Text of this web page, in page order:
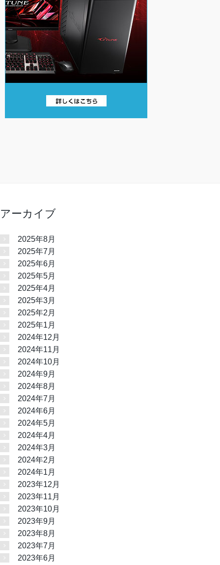
アーカイブ
2025年8月
2025年7月
2025年6月
2025年5月
2025年4月
2025年3月
2025年2月
2025年1月
2024年12月
2024年11月
2024年10月
2024年9月
2024年8月
2024年7月
2024年6月
2024年5月
2024年4月
2024年3月
2024年2月
2024年1月
2023年12月
2023年11月
2023年10月
2023年9月
2023年8月
2023年7月
2023年6月